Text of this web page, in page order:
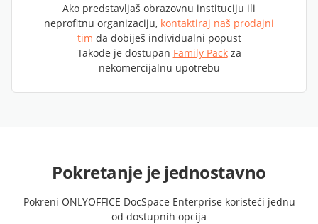
Ako predstavljaš obrazovnu instituciju ili
neprofitnu organizaciju, kontaktiraj naš prodajni
tim da dobiješ individualni popust
Takođe je dostupan Family Packza
nekomercijalnu upotrebu
Pokretanje je jednostavno
Pokreni ONLYOFFICE DocSpace Enterprise koristeći jednu
od dostupnih opcija